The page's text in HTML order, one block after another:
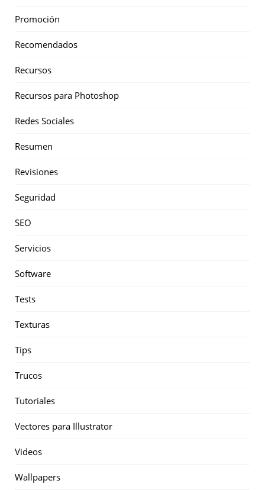
Promoción
Recomendados
Recursos
Recursos para Photoshop
Redes Sociales
Resumen
Revisiones
Seguridad
SEO
Servicios
Software
Tests
Texturas
Tips
Trucos
Tutoriales
Vectores para Illustrator
Videos
Wallpapers